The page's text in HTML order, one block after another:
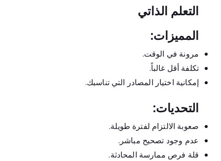
التعلم الذاتي
المميزات:
مرونة في الوقت.
تكلفة أقل غالباً.
إمكانية اختيار المصادر التي تناسبك.
التحديات:
صعوبة الالتزام لفترة طويلة.
عدم وجود تصحيح مباشر.
قلة فرص ممارسة المحادثة.